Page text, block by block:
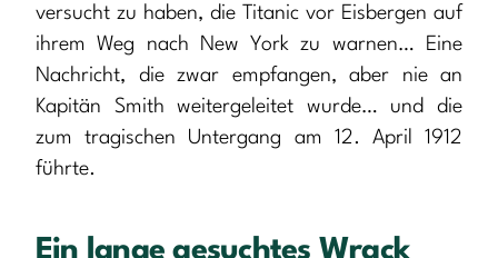
versucht zu haben, die Titanic vor Eisbergen auf
ihrem Weg nach New York zu warnen… Eine
Nachricht, die zwar empfangen, aber nie an
Kapitän Smith weitergeleitet wurde… und die
zum tragischen Untergang am 12. April 1912
führte.
Ein lange gesuchtes Wrack